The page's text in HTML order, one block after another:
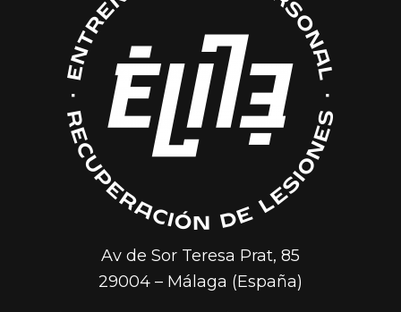
Av de Sor Teresa Prat, 85
29004 – Málaga (España)